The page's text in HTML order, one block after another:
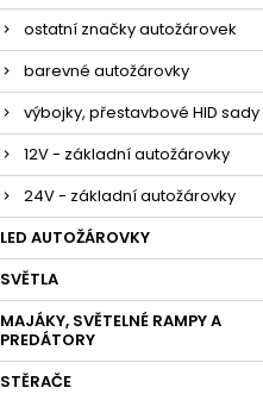
ostatní značky autožárovek
barevné autožárovky
výbojky, přestavbové HID sady
12V - základní autožárovky
24V - základní autožárovky
LED AUTOŽÁROVKY
SVĚTLA
MAJÁKY, SVĚTELNÉ RAMPY A
PREDÁTORY
STĚRAČE